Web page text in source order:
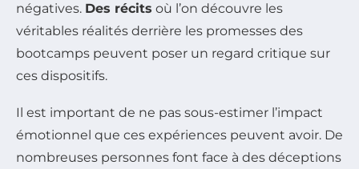
négatives. Des récits où l’on découvre les
véritables réalités derrière les promesses des
bootcamps peuvent poser un regard critique sur
ces dispositifs.
Il est important de ne pas sous-estimer l’impact
émotionnel que ces expériences peuvent avoir. De
nombreuses personnes font face à des déceptions